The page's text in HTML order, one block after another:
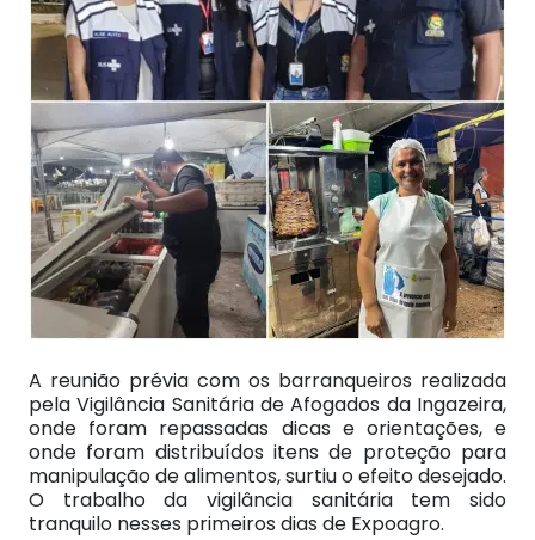
A reunião prévia com os barranqueiros realizada
pela Vigilância Sanitária de Afogados da Ingazeira,
onde foram repassadas dicas e orientações, e
onde foram distribuídos itens de proteção para
manipulação de alimentos, surtiu o efeito desejado.
O trabalho da vigilância sanitária tem sido
tranquilo nesses primeiros dias de Expoagro.